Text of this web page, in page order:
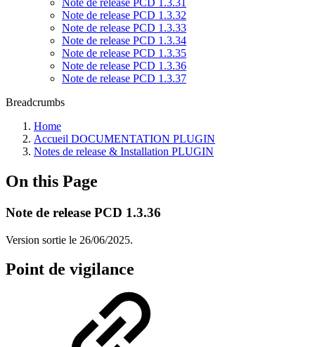
Note de release PCD 1.3.31
Note de release PCD 1.3.32
Note de release PCD 1.3.33
Note de release PCD 1.3.34
Note de release PCD 1.3.35
Note de release PCD 1.3.36
Note de release PCD 1.3.37
Breadcrumbs
Home
Accueil DOCUMENTATION PLUGIN
Notes de release & Installation PLUGIN
On this Page
Note de release PCD 1.3.36
Version sortie le 26/06/2025.
Point de vigilance